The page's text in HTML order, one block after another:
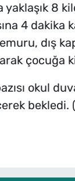
8
4 dakika
dış
çocuğa
okul
bekledi.